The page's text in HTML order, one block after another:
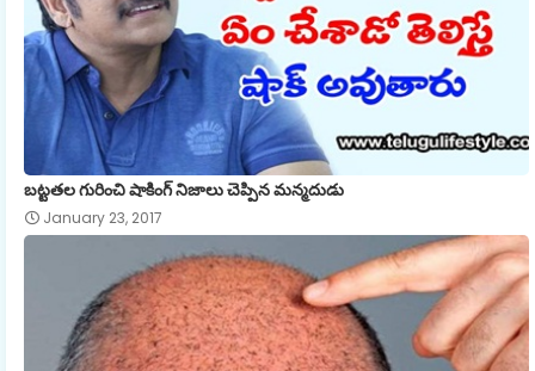
బట్టతల గురించి షాకింగ్ నిజాలు చెప్పిన మన్మదుడు
January 23, 2017